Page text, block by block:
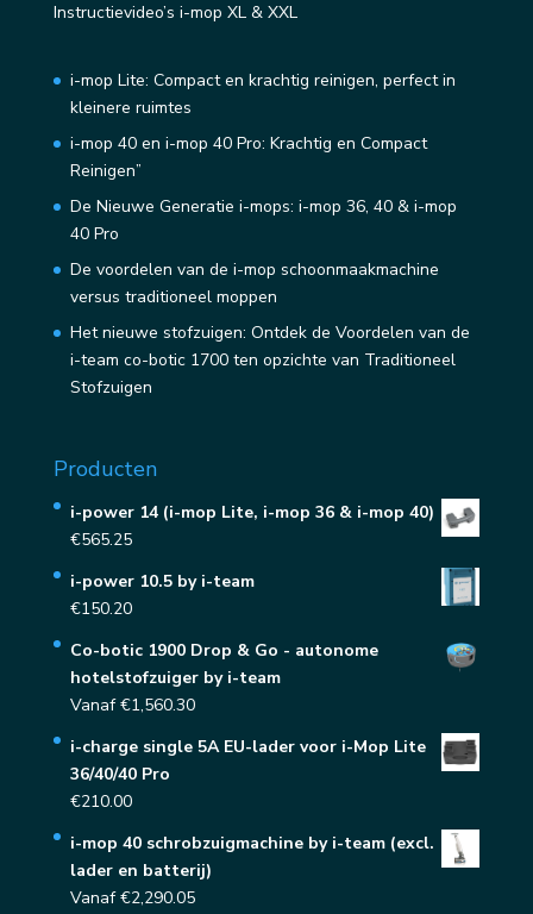
Instructievideo’s i-mop XL & XXL
i-mop Lite: Compact en krachtig reinigen, perfect in
kleinere ruimtes
i-mop 40 en i-mop 40 Pro: Krachtig en Compact
Reinigen”
De Nieuwe Generatie i-mops: i-mop 36, 40 & i-mop
40 Pro
De voordelen van de i-mop schoonmaakmachine
versus traditioneel moppen
Het nieuwe stofzuigen: Ontdek de Voordelen van de
i-team co-botic 1700 ten opzichte van Traditioneel
Stofzuigen
Producten
i-power 14 (i-mop Lite, i-mop 36 & i-mop 40)
€565.25
i-power 10.5 by i-team
€150.20
Co-botic 1900 Drop & Go - autonome
hotelstofzuiger by i-team
Vanaf€1,560.30
i-charge single 5A EU-lader voor i-Mop Lite
36/40/40 Pro
€210.00
i-mop 40 schrobzuigmachine by i-team (excl.
lader en batterij)
Vanaf€2,290.05